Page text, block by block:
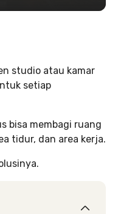
studio atau kamar
setiap
bisa membagi ruang
tidur, dan area kerja.